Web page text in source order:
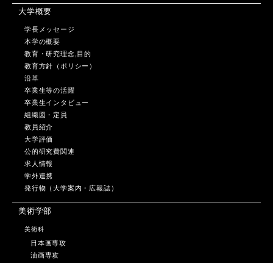
大学概要
学長メッセージ
本学の概要
教育・研究理念,目的
教育方針（ポリシー）
沿革
卒業生等の活躍
卒業生インタビュー
組織図・定員
教員紹介
大学評価
公的研究費関連
求人情報
学外連携
発行物（大学案内・広報誌）
美術学部
美術科
日本画専攻
油画専攻